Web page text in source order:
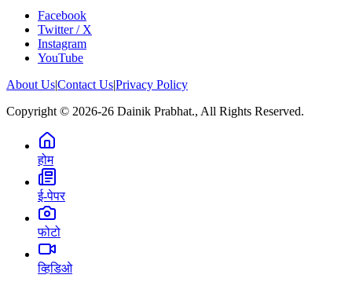
Facebook
Twitter / X
Instagram
YouTube
About Us|Contact Us|Privacy Policy
Copyright © 2026-26 Dainik Prabhat., All Rights Reserved.
होम
ई-पेपर
फोटो
व्हिडिओ